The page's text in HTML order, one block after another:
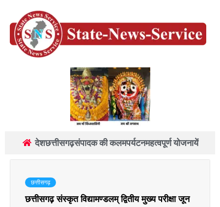
देशछत्तीसगढ़संपादक की कलमपर्यटनमहत्वपूर्ण योजनायें
छत्तीसगढ़
छत्तीसगढ़ संस्कृत विद्यामण्डलम् द्वितीय मुख्य परीक्षा जून